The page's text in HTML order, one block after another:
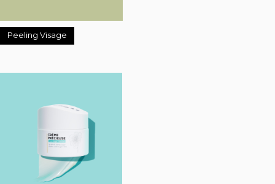
Peeling Visage